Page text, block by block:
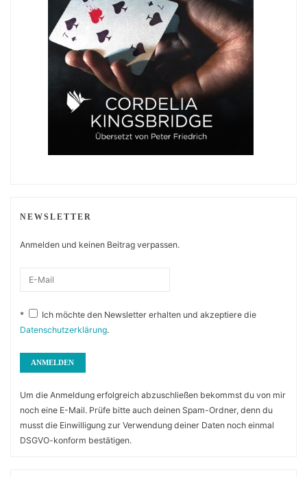
NEWSLETTER
Anmelden und keinen Beitrag verpassen.
*
Ich möchte den Newsletter erhalten und akzeptiere die
Datenschutzerklärung.
Um die Anmeldung erfolgreich abzuschließen bekommst du von mir
noch eine E-Mail. Prüfe bitte auch deinen Spam-Ordner, denn du
musst die Einwilligung zur Verwendung deiner Daten noch einmal
DSGVO-konform bestätigen.